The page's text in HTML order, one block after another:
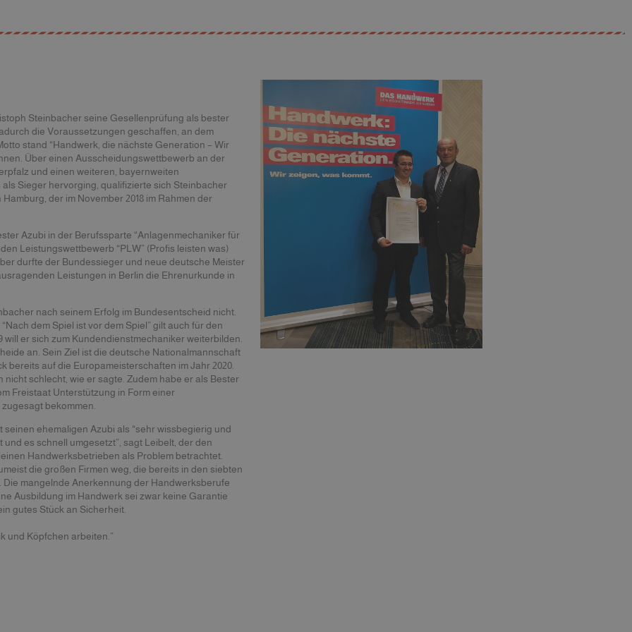
Steinbacher seine Gesellenprüfung als bester
die Voraussetzungen geschaffen, an dem
stand “Handwerk, die nächste Generation – Wir
Über einen Ausscheidungswettbewerb an der
und einen weiteren, bayernweiten
Sieger hervorging, qualifizierte sich Steinbacher
der im November 2018 im Rahmen der
Azubi in der Berufssparte “Anlagenmechaniker für
Leistungswettbewerb “PLW” (Profis leisten was)
durfte der Bundessieger und neue deutsche Meister
Leistungen in Berlin die Ehrenurkunde in
nach seinem Erfolg im Bundesentscheid nicht.
dem Spiel ist vor dem Spiel” gilt auch für den
will er sich zum Kundendienstmechaniker weiterbilden.
an. Sein Ziel ist die deutsche Nationalmannschaft
bereits auf die Europameisterschaften im Jahr 2020.
schlecht, wie er sagte. Zudem habe er als Bester
Freistaat Unterstützung in Form einer
bekommen.
ehemaligen Azubi als “sehr wissbegierig und
es schnell umgesetzt”, sagt Leibelt, der den
Handwerksbetrieben als Problem betrachtet.
die großen Firmen weg, die bereits in den siebten
mangelnde Anerkennung der Handwerksberufe
Ausbildung im Handwerk sei zwar keine Garantie
gutes Stück an Sicherheit.
und Köpfchen arbeiten.”